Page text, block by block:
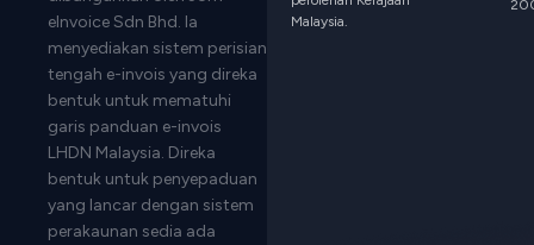
eInvoice Sdn Bhd. Ia
menyediakan sistem perisian
tengah e-invois yang direka
bentuk untuk mematuhi
garis panduan e-invois
LHDN Malaysia. Direka
bentuk untuk penyepaduan
yang lancar dengan sistem
perakaunan sedia ada
Malaysia.